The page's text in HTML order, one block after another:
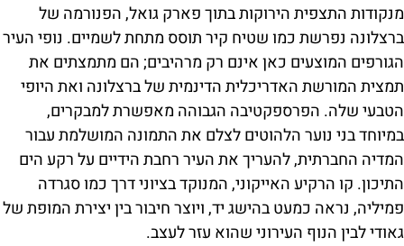
מנקודות התצפית הירוקות בתוך פארק גואל, הפנורמה של
ברצלונה נפרשת כמו שטיח קיר תוסס מתחת לשמיים. נופי העיר
הגורפים המוצעים כאן אינם רק מרהיבים; הם מתמצתים את
תמצית המורשת האדריכלית הדינמית של ברצלונה ואת היופי
הטבעי שלה. הפרספקטיבה הגבוהה מאפשרת למבקרים,
במיוחד בני נוער הלהוטים לצלם את התמונה המושלמת עבור
המדיה החברתית, להעריך את העיר רחבת הידיים על רקע הים
התיכון. קו הרקיע האייקוני, המנוקד בציוני דרך כמו סגרדה
פמיליה, נראה כמעט בהישג יד, ויוצר חיבור בין יצירת המופת של
גאודי לבין הנוף העירוני שהוא עזר לעצב.